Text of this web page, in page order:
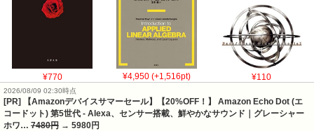
¥770 ¥4,950 (+1,516pt) ¥110
2026/08/09 02:30時点
[PR] 【Amazonデバイスサマーセール】【20%OFF！】 Amazon Echo Dot (エ
コードット) 第5世代 - Alexa、センサー搭載、鮮やかなサウンド｜グレーシャー
ホワ… 7480円 → 5980円